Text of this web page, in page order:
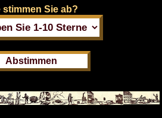
stimmen Sie ab?